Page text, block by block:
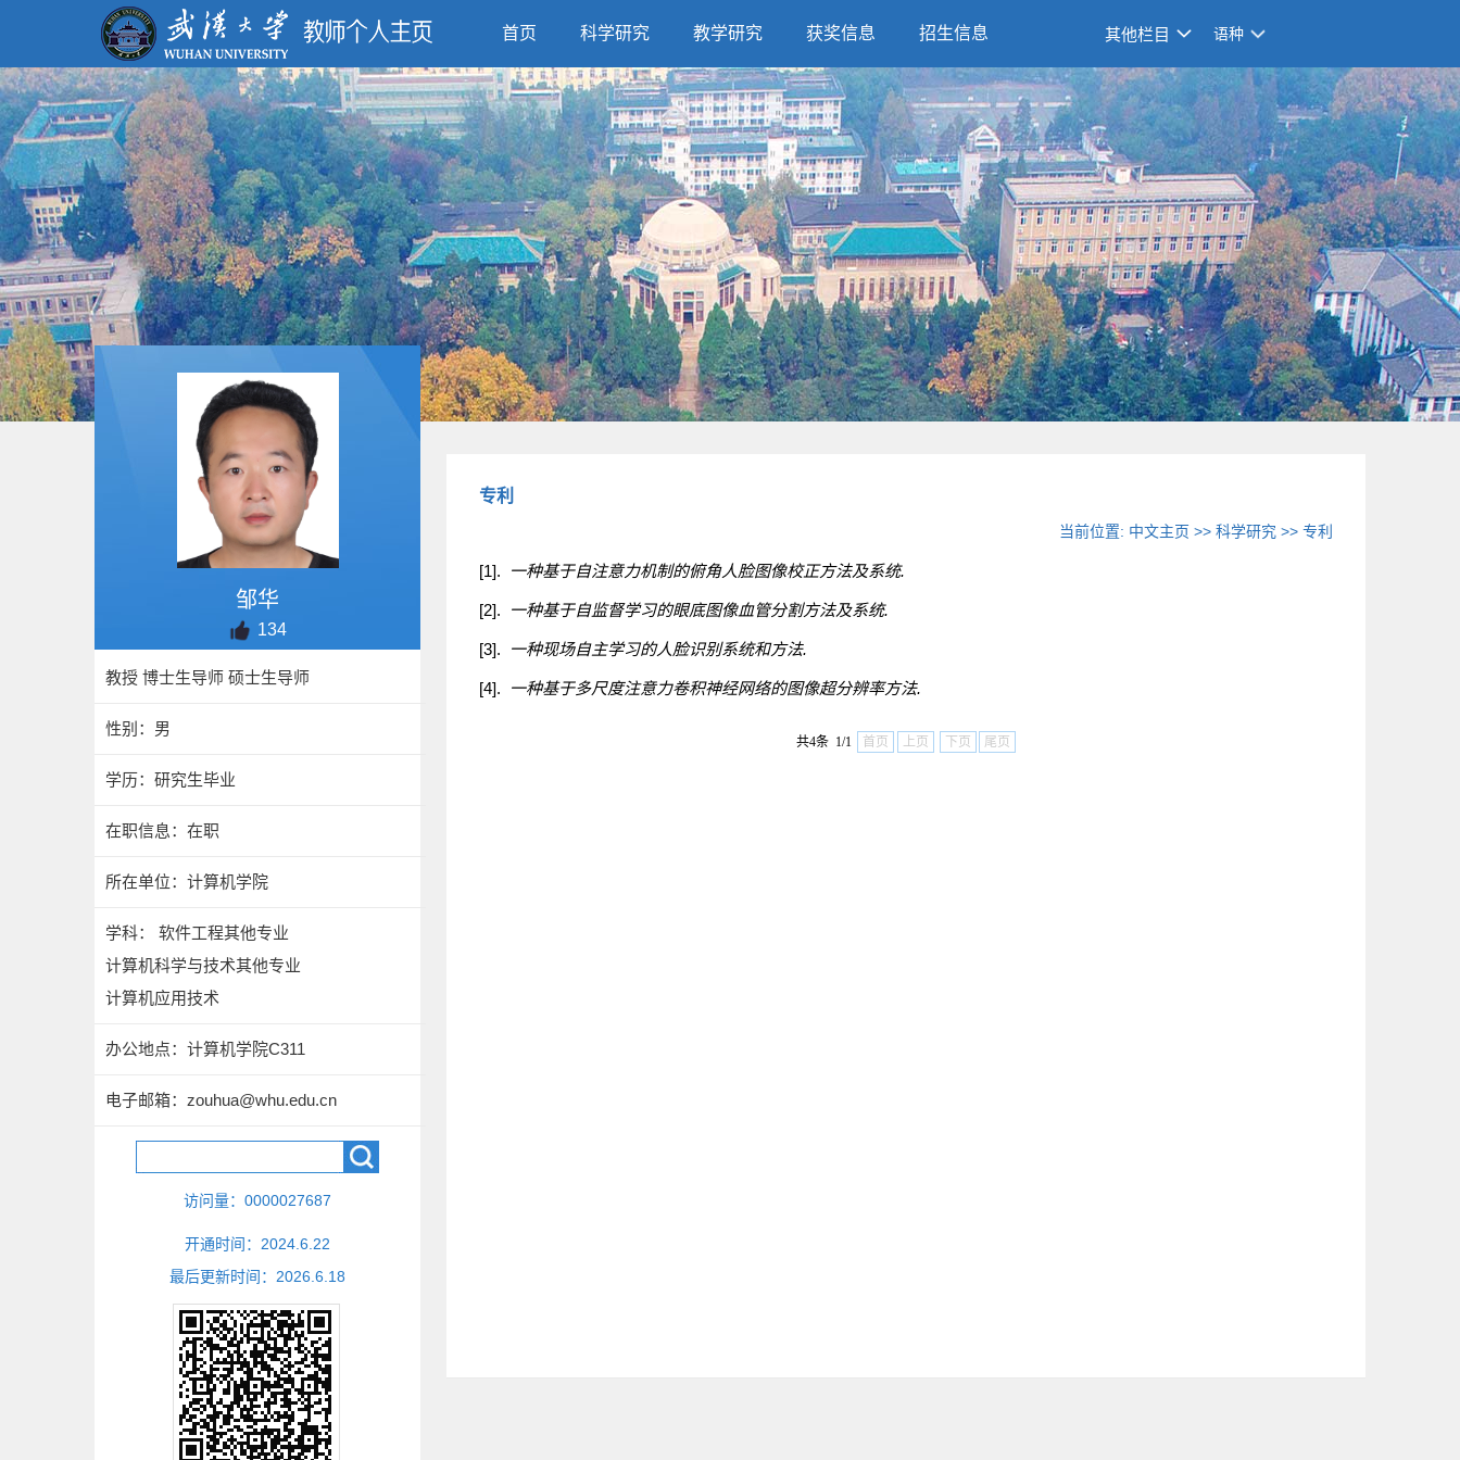
首页 科学研究 教学研究 获奖信息 招生信息 其他栏目 语种
邹华
134
教授 博士生导师 硕士生导师
性别：男
学历：研究生毕业
在职信息：在职
所在单位：计算机学院
学科： 软件工程其他专业
计算机科学与技术其他专业
计算机应用技术
办公地点：计算机学院C311
电子邮箱： zouhua@whu.edu.cn
访问量： 0000027687
开通时间： 2024 6 22
最后更新时间： 2026 6 18
专利
当前位置: 中文主页 >>科学研究 >>专利
[1]. 一种基于自注意力机制的俯角人脸图像校正方法及系统.
[2]. 一种基于自监督学习的眼底图像血管分割方法及系统.
[3]. 一种现场自主学习的人脸识别系统和方法.
[4]. 一种基于多尺度注意力卷积神经网络的图像超分辨率方法.
共4条 1/1 首页 上页 下页 尾页